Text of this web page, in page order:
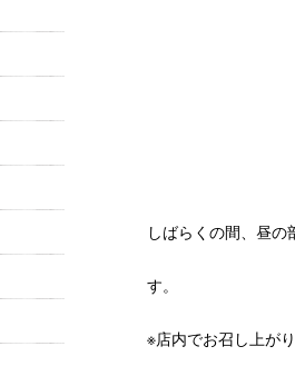
しばらくの間、昼
す。
※店内でお召し上が